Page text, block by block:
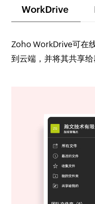
WorkDrive
Zoho WorkDrive可在
到云端，并将其共享给